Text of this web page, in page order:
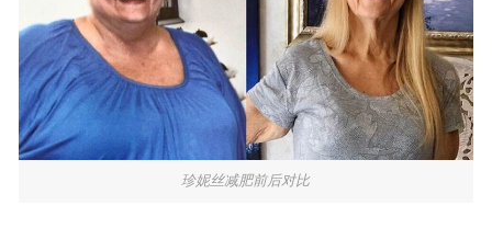
珍妮丝减肥前后对比